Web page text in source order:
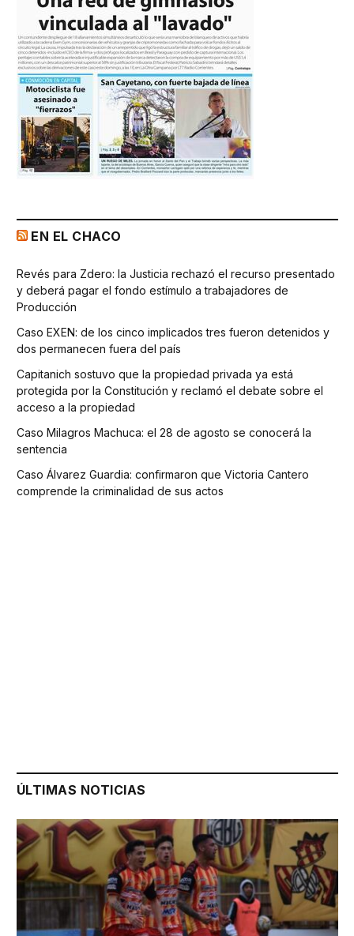
EN EL CHACO
Revés para Zdero: la Justicia rechazó el recurso presentado
y deberá pagar el fondo estímulo a trabajadores de
Producción
Caso EXEN: de los cinco implicados tres fueron detenidos y
dos permanecen fuera del país
Capitanich sostuvo que la propiedad privada ya está
protegida por la Constitución y reclamó el debate sobre el
acceso a la propiedad
Caso Milagros Machuca: el 28 de agosto se conocerá la
sentencia
Caso Álvarez Guardia: confirmaron que Victoria Cantero
comprende la criminalidad de sus actos
ÚLTIMAS NOTICIAS